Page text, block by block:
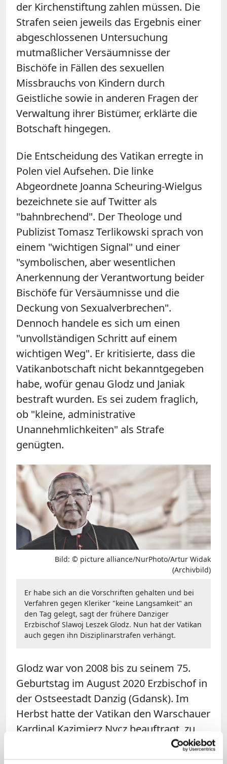
der Kirchenstiftung zahlen müssen. Die
Strafen seien jeweils das Ergebnis einer
abgeschlossenen Untersuchung
mutmaßlicher Versäumnisse der
Bischöfe in Fällen des sexuellen
Missbrauchs von Kindern durch
Geistliche sowie in anderen Fragen der
Verwaltung ihrer Bistümer, erklärte die
Botschaft hingegen.
Die Entscheidung des Vatikan erregte in
Polen viel Aufsehen. Die linke
Abgeordnete Joanna Scheuring-Wielgus
bezeichnete sie auf Twitter als
"bahnbrechend". Der Theologe und
Publizist Tomasz Terlikowski sprach von
einem "wichtigen Signal" und einer
"symbolischen, aber wesentlichen
Anerkennung der Verantwortung beider
Bischöfe für Versäumnisse und die
Deckung von Sexualverbrechen".
Dennoch handele es sich um einen
"unvollständigen Schritt auf einem
wichtigen Weg". Er kritisierte, dass die
Vatikanbotschaft nicht bekanntgegeben
habe, wofür genau Glodz und Janiak
bestraft wurden. Es sei zudem fraglich,
ob "kleine, administrative
Unannehmlichkeiten" als Strafe
genügten.
Bild: © picture alliance/NurPhoto/Artur Widak
(Archivbild)
Er habe sich an die Vorschriften gehalten und bei
Verfahren gegen Kleriker "keine Langsamkeit" an
den Tag gelegt, sagt der frühere Danziger
Erzbischof Slawoj Leszek Glodz. Nun hat der Vatikan
auch gegen ihn Disziplinarstrafen verhängt.
Glodz war von 2008 bis zu seinem 75.
Geburtstag im August 2020 Erzbischof in
der Ostseestadt Danzig (Gdansk). Im
Herbst hatte der Vatikan den Warschauer
Kardinal Kazimierz Nycz beauftragt, zu
untersuchen, ob Glodz Maßnahmen